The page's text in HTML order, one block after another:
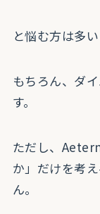
と悩む方は多い
もちろん、ダ
す。
ただし、
か」だけを考
ん。